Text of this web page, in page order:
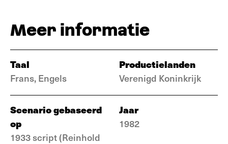
Meer informatie
Taal
Frans, Engels
Productielanden
Verenigd Koninkrijk
Scenario gebaseerd
op
1933 script (Reinhold
Jaar
1982